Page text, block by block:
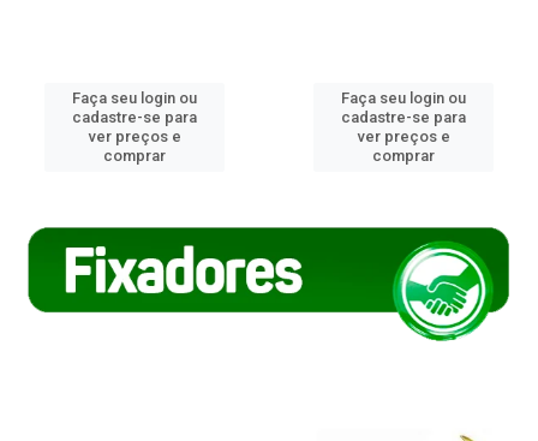
Faça seu login ou
cadastre-se para
ver preços e
comprar
Faça seu login ou
cadastre-se para
ver preços e
comprar